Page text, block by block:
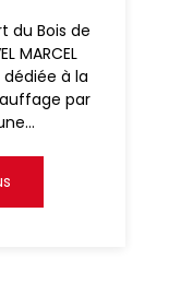
du Bois de
MARCEL
à la
par